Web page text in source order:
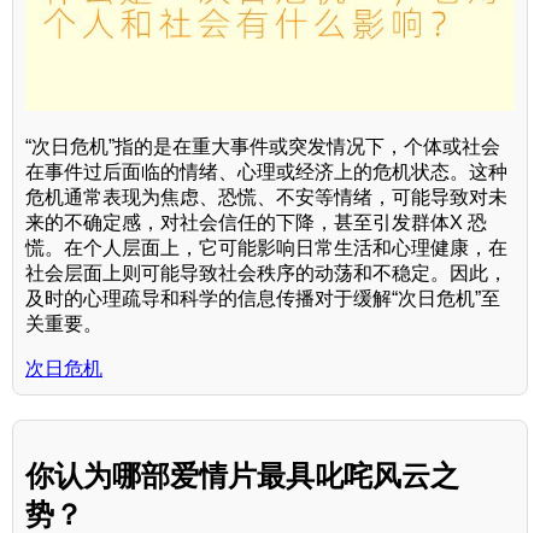
“次日危机”指的是在重大事件或突发情况下，个体或社会
在事件过后面临的情绪、心理或经济上的危机状态。这种
危机通常表现为焦虑、恐慌、不安等情绪，可能导致对未
来的不确定感，对社会信任的下降，甚至引发群体X 恐
慌。在个人层面上，它可能影响日常生活和心理健康，在
社会层面上则可能导致社会秩序的动荡和不稳定。因此，
及时的心理疏导和科学的信息传播对于缓解“次日危机”至
关重要。
次日危机
你认为哪部爱情片最具叱咤风云之
势？